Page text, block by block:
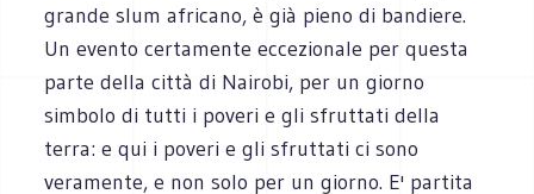
grande slum africano, è già pieno di bandiere.
Un evento certamente eccezionale per questa
parte della città di Nairobi, per un giorno
simbolo di tutti i poveri e gli sfruttati della
terra: e qui i poveri e gli sfruttati ci sono
veramente, e non solo per un giorno. E' partita